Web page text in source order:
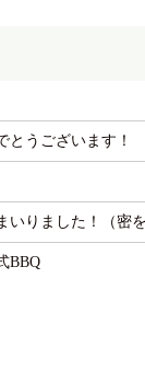
とうございます！
いりました！（密
BBQ